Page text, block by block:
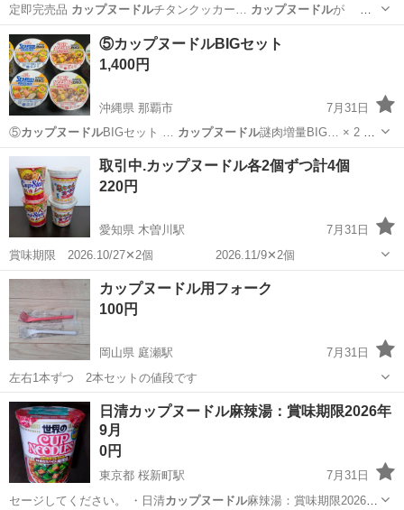
定即完売品 カップヌードルチタンクッカー… カップヌードルが そ
のま… ンプに最適カップヌードルリフィルにも … 目盛り付きカップ
ヌードルは付属しません…
神奈川 海老名市 海老名駅 カップヌードル
⑤カップヌードルBIGセット
1,400円
沖縄県 那覇市
7月31日
⑤カップヌードルBIGセット … カップヌードル 謎肉増量BIG… × 2 カ
ップヌードルカレー謎肉増量…
沖縄 那覇市 食品 カップヌードル
取引中.カップヌードル各2個ずつ計4個
220円
愛知県 木曽川駅
7月31日
賞味期限 2026.10/27✕2個 2026.11/9✕2個
愛知 一宮市 木曽川駅 食品
カップヌードル用フォーク
100円
岡山県 庭瀬駅
7月31日
左右1本ずつ 2本セットの値段です
岡山 岡山市 庭瀬駅 調理器具
日清カップヌードル麻辣湯：賞味期限2026年
9月
0円
東京都 桜新町駅
7月31日
セージしてください。 ・日清カップヌードル麻辣湯：賞味期限2026年